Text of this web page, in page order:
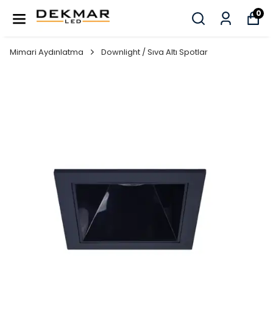
0
Mimari Aydınlatma Downlight / Sıva Altı Spotlar